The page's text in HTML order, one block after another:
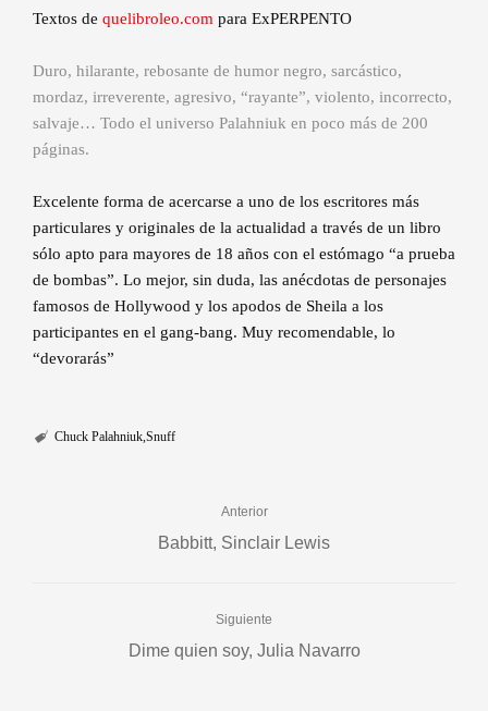
Textos de quelibroleo.com para ExPERPENTO
Duro, hilarante, rebosante de humor negro, sarcástico,
mordaz, irreverente, agresivo, “rayante”, violento, incorrecto,
salvaje… Todo el universo Palahniuk en poco más de 200
páginas.
Excelente forma de acercarse a uno de los escritores más
particulares y originales de la actualidad a través de un libro
sólo apto para mayores de 18 años con el estómago “a prueba
de bombas”. Lo mejor, sin duda, las anécdotas de personajes
famosos de Hollywood y los apodos de Sheila a los
participantes en el gang-bang. Muy recomendable, lo
“devorarás”
Chuck Palahniuk Snuff
Anterior
Babbitt, Sinclair Lewis
Siguiente
Dime quien soy, Julia Navarro